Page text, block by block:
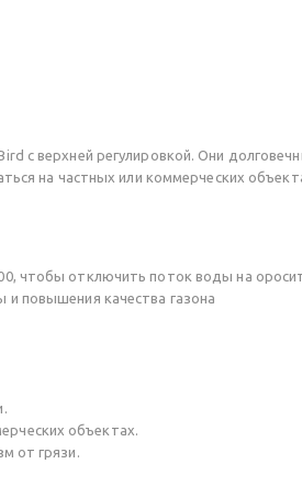
с верхней регулировкой. Они
на частных или коммерческих
чтобы отключить поток воды на
и повышения качества газона
объектах.
от грязи.